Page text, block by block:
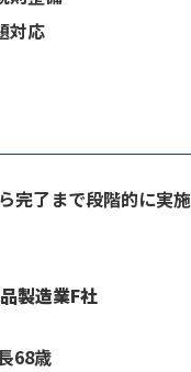
対応
完了まで段階的に実施
製造業F社
68歳